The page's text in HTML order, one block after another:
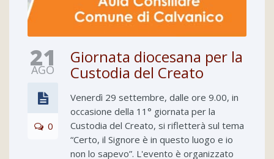
21
AGO
0
Giornata diocesana per la
Custodia del Creato
Venerdì 29 settembre, dalle ore 9.00, in
occasione della 11° giornata per la
Custodia del Creato, si rifletterà sul tema
“Certo, il Signore è in questo luogo e io
non lo sapevo”. L'evento è organizzato